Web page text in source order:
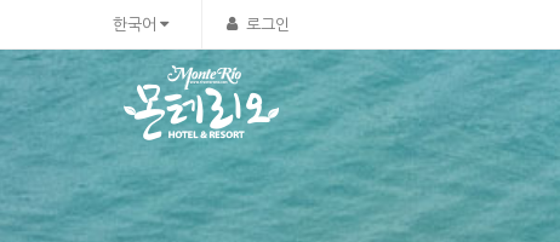
한국어 로그인
Sketchbook5, 스케치북5